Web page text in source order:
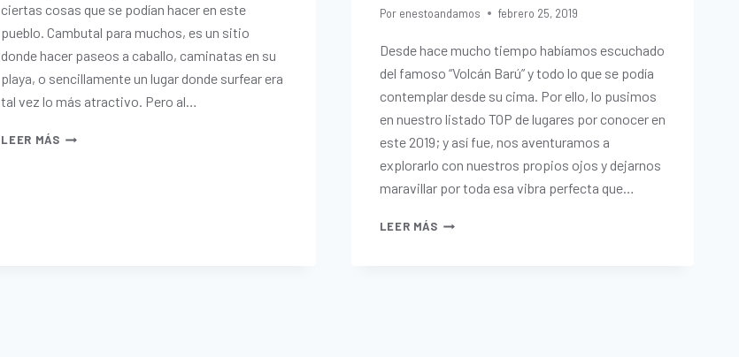
ciertas cosas que se podían hacer en este
pueblo. Cambutal para muchos, es un sitio
donde hacer paseos a caballo, caminatas en su
playa, o sencillamente un lugar donde surfear era
tal vez lo más atractivo. Pero al…
LEER MÁS
Por enestoandamos febrero 25, 2019
Desde hace mucho tiempo habíamos escuchado
del famoso “Volcán Barú” y todo lo que se podía
contemplar desde su cima. Por ello, lo pusimos
en nuestro listado TOP de lugares por conocer en
este 2019; y así fue, nos aventuramos a
explorarlo con nuestros propios ojos y dejarnos
maravillar por toda esa vibra perfecta que…
LEER MÁS